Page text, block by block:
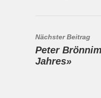
Nächster Beitrag
Peter
Jahres»